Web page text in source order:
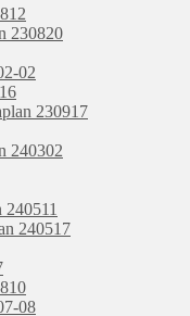
230820
02
230917
240302
240517
08